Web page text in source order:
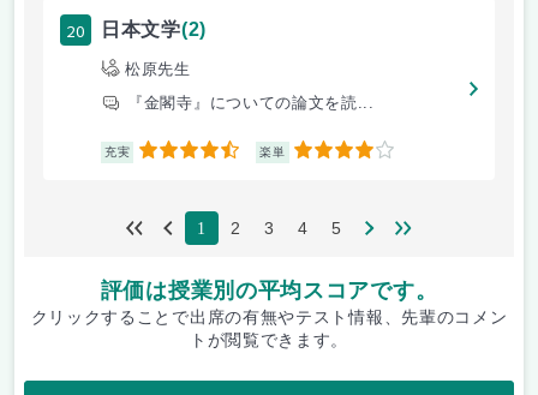
20 日本文学(2)
松原先生
『金閣寺』についての論文を読...
充実 4.5 楽単 4
1 2 3 4 5
評価は授業別の平均スコアです。
クリックすることで出席の有無やテスト情報、先輩のコメン
トが閲覧できます。